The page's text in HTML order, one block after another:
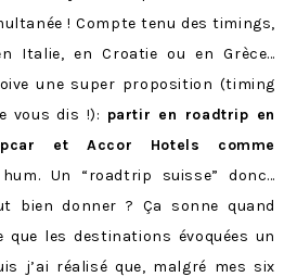
! Compte tenu des timings,
Italie, en Croatie ou en Grèce…
une super proposition (timing
vous dis !): partir en roadtrip en
et Accor Hotels comme
Un “roadtrip suisse” donc…
bien donner ? Ça sonne quand
que les destinations évoquées un
j’ai réalisé que, malgré mes six